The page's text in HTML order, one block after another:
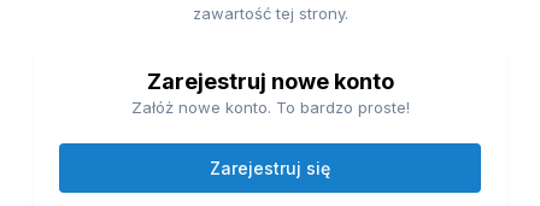
zawartość tej strony.
Zarejestruj nowe konto
Załóż nowe konto. To bardzo proste!
Zarejestruj się